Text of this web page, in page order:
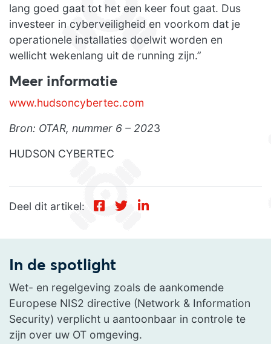
lang goed gaat tot het een keer fout gaat. Dus
investeer in cyberveiligheid en voorkom dat je
operationele installaties doelwit worden en
wellicht wekenlang uit de running zijn.”
Meer informatie
www.hudsoncybertec.com
Bron: OTAR, nummer 6 – 2023
HUDSON CYBERTEC
Deel dit artikel:
In de spotlight
Wet- en regelgeving zoals de aankomende
Europese NIS2 directive (Network & Information
Security) verplicht u aantoonbaar in controle te
zijn over uw OT omgeving.